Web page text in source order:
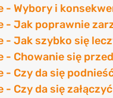
- Wybory i
- Jak poprawnie
- Jak szybko się
- Chowanie się
- Czy da się
- Czy da się